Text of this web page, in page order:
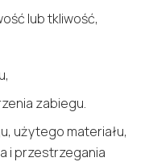
lub tkliwość,
zabiegu.
użytego materiału,
i przestrzegania